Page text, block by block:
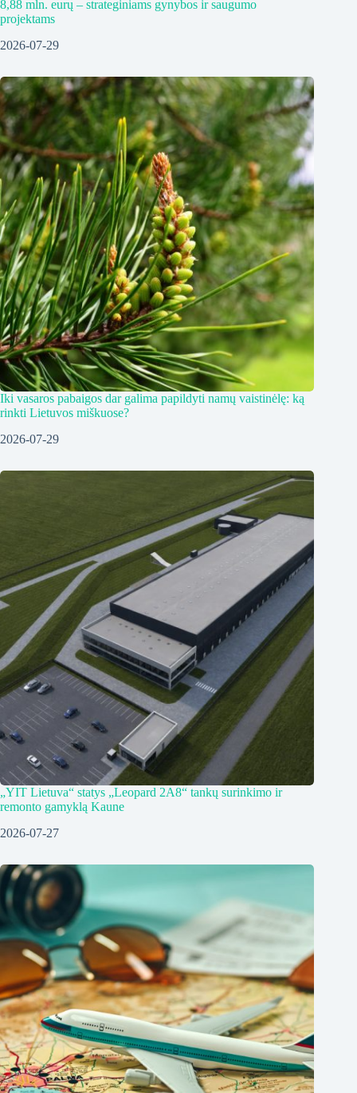
8,88 mln. eurų – strateginiams gynybos ir saugumo
projektams
2026-07-29
Iki vasaros pabaigos dar galima papildyti namų vaistinėlę: ką
rinkti Lietuvos miškuose?
2026-07-29
„YIT Lietuva“ statys „Leopard 2A8“ tankų surinkimo ir
remonto gamyklą Kaune
2026-07-27